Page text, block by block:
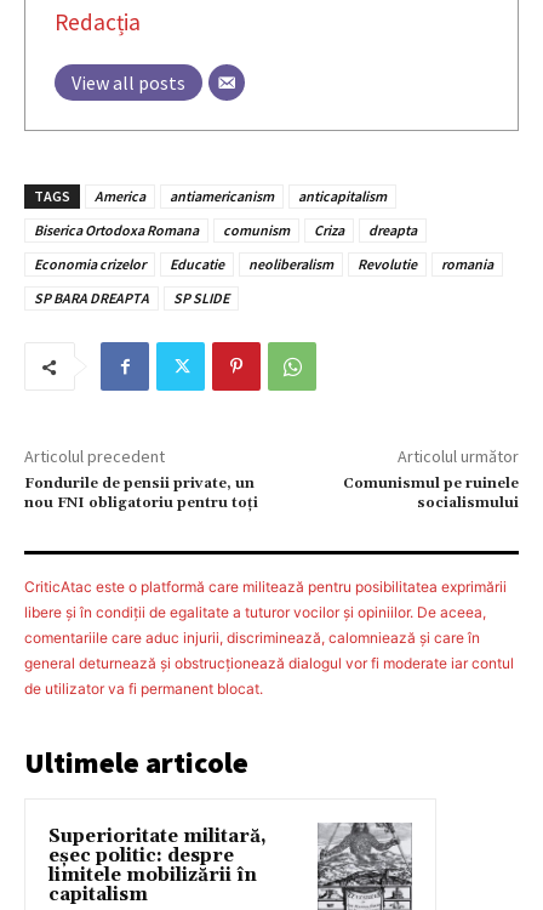
Redacția
View all posts
TAGS America antiamericanism
anticapitalism
Biserica Ortodoxa Romana
comunism Criza
dreapta
Economia crizelor
Educatie neoliberalism Revolutie
romania
SP BARA DREAPTA
SP SLIDE
Articolul precedent
Fondurile de pensii private, un
nou FNI obligatoriu pentru toți
Articolul următor
Comunismul pe ruinele
socialismului
CriticAtac este o platformă care militează pentru posibilitatea exprimării
libere şi în condiţii de egalitate a tuturor vocilor şi opiniilor. De aceea,
comentariile care aduc injurii, discriminează, calomniează şi care în
general deturnează şi obstrucţionează dialogul vor fi moderate iar contul
de utilizator va fi permanent blocat.
Ultimele articole
Superioritate militară,
eșec politic: despre
limitele mobilizării în
capitalism